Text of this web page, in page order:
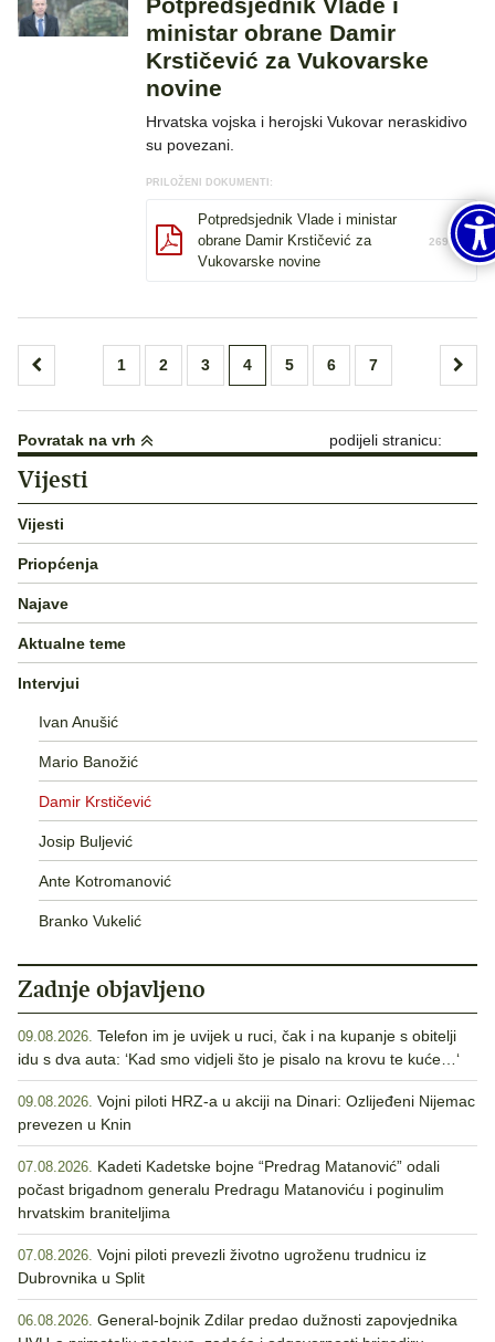
Potpredsjednik Vlade i
ministar obrane Damir
Krstičević za Vukovarske
novine
Hrvatska vojska i herojski Vukovar neraskidivo
su povezani.
PRILOŽENI DOKUMENTI:
Potpredsjednik Vlade i ministar
obrane Damir Krstičević za
Vukovarske novine
269 KB
Brojevi
objava
1 2 3 4 5 6 7
Povratak na vrh podijeli stranicu:
Vijesti
Vijesti
Priopćenja
Najave
Aktualne teme
Intervjui
Ivan Anušić
Mario Banožić
Damir Krstičević
Josip Buljević
Ante Kotromanović
Branko Vukelić
Zadnje objavljeno
09.08.2026. Telefon im je uvijek u ruci, čak i na kupanje s obitelji
idu s dva auta: ‘Kad smo vidjeli što je pisalo na krovu te kuće…‘
09.08.2026. Vojni piloti HRZ-a u akciji na Dinari: Ozlijeđeni Nijemac
prevezen u Knin
07.08.2026. Kadeti Kadetske bojne “Predrag Matanović” odali
počast brigadnom generalu Predragu Matanoviću i poginulim
hrvatskim braniteljima
07.08.2026. Vojni piloti prevezli životno ugroženu trudnicu iz
Dubrovnika u Split
06.08.2026. General-bojnik Zdilar predao dužnosti zapovjednika